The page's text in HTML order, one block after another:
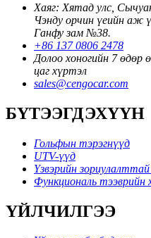
Хаяг: Хятад улс,
Чэнду орчин үеийн аж
Ганфу зам №38.
+86 137 0806 2478
Долоо хоногийн 7 өдөр
цаг хүртэл
sales@cengocar.com
БҮТЭЭГДЭХҮҮН
Гольфын тэрэгнүүд
UTV-үүд
Үзвэрийн
Функциональ тээврийн
ҮЙЛЧИЛГЭЭ